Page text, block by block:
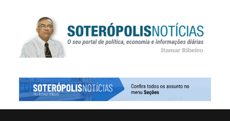
SOTERÓPOLIS NOTÍCIAS
PORTAL DE NOTÍCIAS DE SALVADOR E